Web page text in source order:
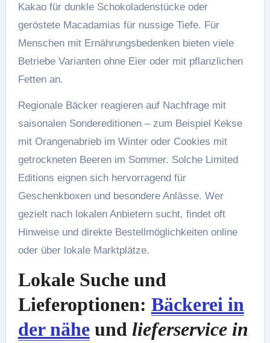
Kakao für dunkle Schokoladenstücke oder
geröstete Macadamias für nussige Tiefe. Für
Menschen mit Ernährungsbedenken bieten viele
Betriebe Varianten ohne Eier oder mit pflanzlichen
Fetten an.
Regionale Bäcker reagieren auf Nachfrage mit
saisonalen Sondereditionen – zum Beispiel Kekse
mit Orangenabrieb im Winter oder Cookies mit
getrockneten Beeren im Sommer. Solche Limited
Editions eignen sich hervorragend für
Geschenkboxen und besondere Anlässe. Wer
gezielt nach lokalen Anbietern sucht, findet oft
Hinweise und direkte Bestellmöglichkeiten online
oder über lokale Marktplätze.
Lokale Suche und
Lieferoptionen: Bäckerei in
der näheund lieferservice in